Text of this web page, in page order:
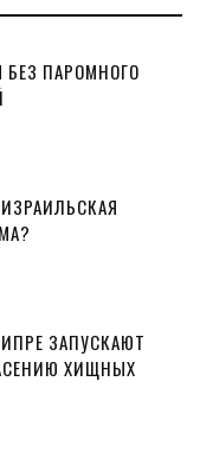
ПАРОМНОГО
КИПРЕ ЗАПУСКАЮТ
ХИЩНЫХ